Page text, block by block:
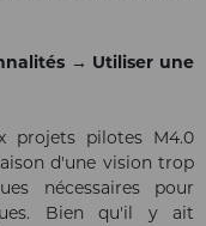
→ Utiliser une
projets pilotes M4.0
d'une vision trop
nécessaires pour
Bien qu'il y ait